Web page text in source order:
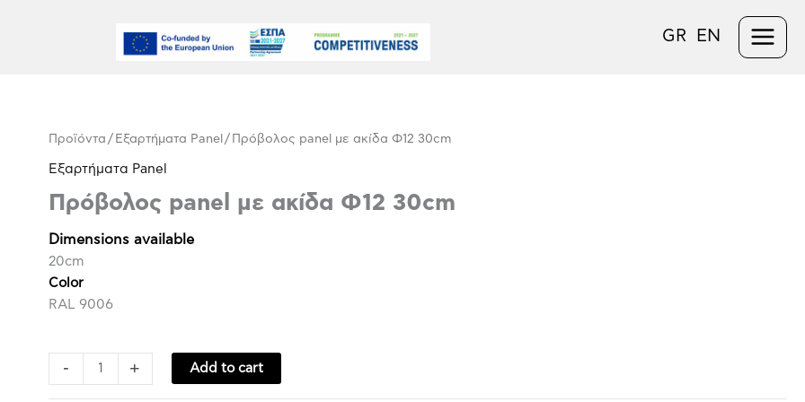
GR EN
Προϊόντα / Εξαρτήματα Panel / Πρόβολος panel με ακίδα Φ12 30cm
Εξαρτήματα Panel
Πρόβολος panel με ακίδα Φ12 30cm
Dimensions available
20cm
Color
RAL 9006
-
Πρόβολος
ακίδα
30cm
quantity
+ Add to cart